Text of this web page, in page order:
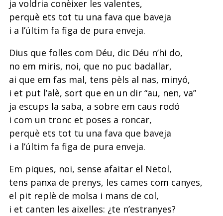
ja voldria conèixer les valentes,
perquè ets tot tu una fava que baveja
i a l’últim fa figa de pura enveja.
Dius que folles com Déu, dic Déu n’hi do,
no em miris, noi, que no puc badallar,
ai que em fas mal, tens pèls al nas, minyó,
i et put l’alè, sort que en un dir “au, nen, va”
ja escups la saba, a sobre em caus rodó
i com un tronc et poses a roncar,
perquè ets tot tu una fava que baveja
i a l’últim fa figa de pura enveja.
Em piques, noi, sense afaitar el Netol,
tens panxa de prenys, les cames com canyes,
el pit replè de molsa i mans de col,
i et canten les aixelles: ¿te n’estranyes?